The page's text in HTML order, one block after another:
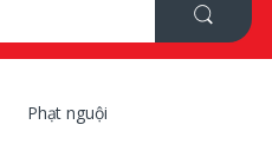
Phạt nguội